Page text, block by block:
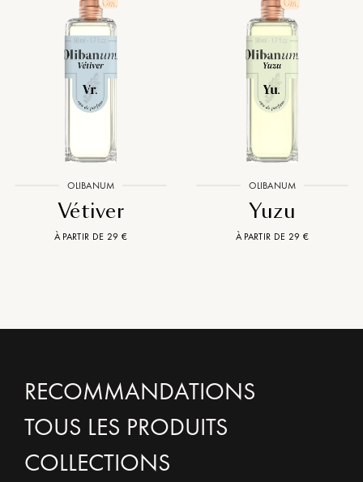
OLIBANUM
Vétiver
À PARTIR DE 29 €
OLIBANUM
Yuzu
À PARTIR DE 29 €
RECOMMANDATIONS
TOUS LES PRODUITS
COLLECTIONS